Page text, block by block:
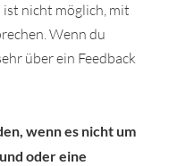
nicht möglich, mit
Wenn du
über ein Feedback
wenn es nicht um
oder eine